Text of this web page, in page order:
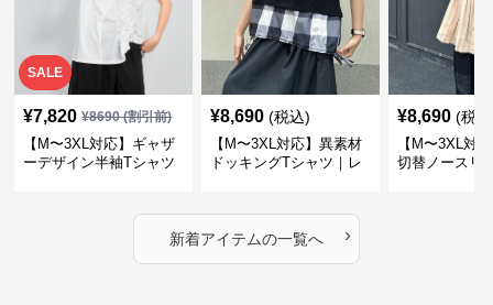
SALE
¥7,820 ¥8690(割引前)
【M〜3XL対応】ギャザ
ーデザイン半袖Tシャツ
¥8,690 (税込)
【M〜3XL対応】異素材
ドッキングTシャツ｜レ
カバー・大人モード
¥8,690 (税
【M〜3XL対
切替ノースリ
新着アイテムの一覧へ ›